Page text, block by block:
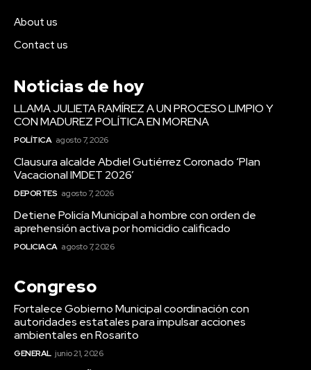
About us
Contact us
Noticias de hoy
LLAMA JULIETA RAMÍREZ A UN PROCESO LIMPIO Y
CON MADUREZ POLÍTICA EN MORENA
POLÍTICA agosto 7, 2026
Clausura alcalde Abdiel Gutiérrez Coronado ‘Plan
Vacacional IMDET 2026’
DEPORTES agosto 7, 2026
Detiene Policía Municipal a hombre con orden de
aprehensión activa por homicidio calificado
POLICIACA agosto 7, 2026
Congreso
Fortalece Gobierno Municipal coordinación con
autoridades estatales para impulsar acciones
ambientales en Rosarito
GENERAL junio 21, 2026